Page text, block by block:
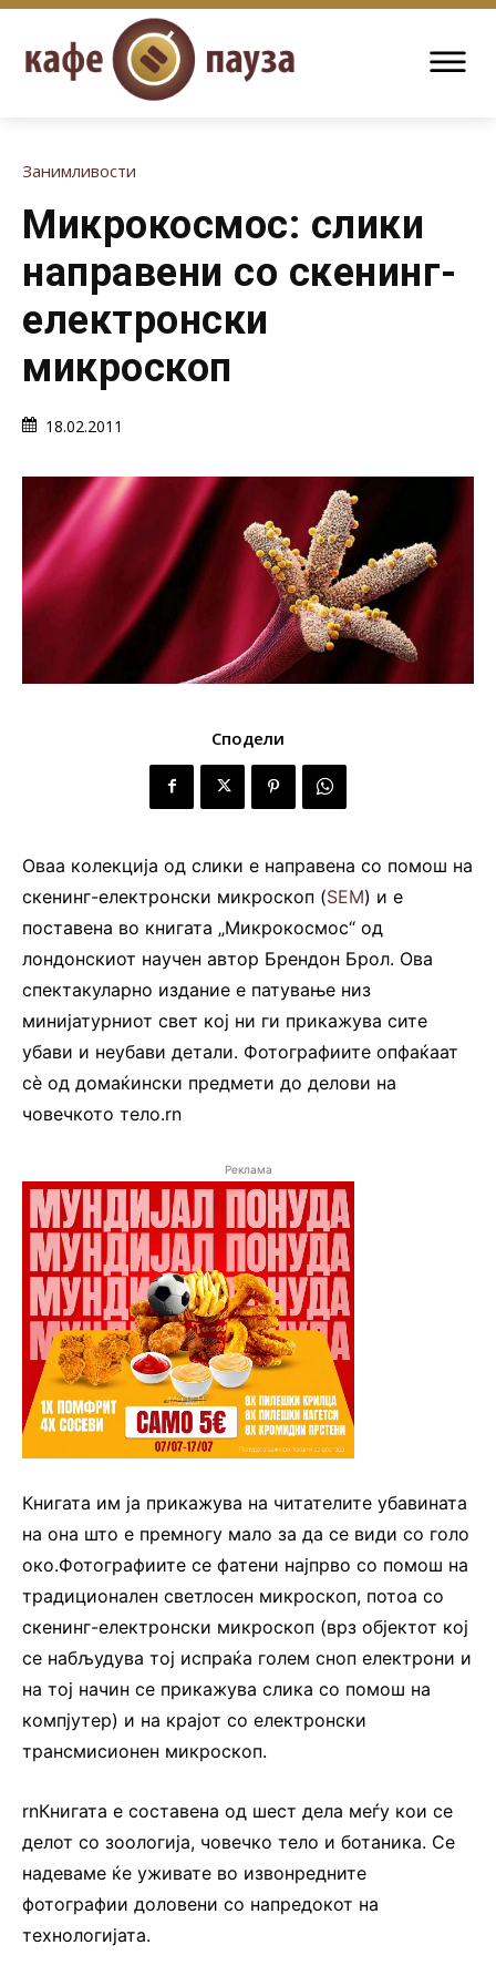
Занимливости
Микрокосмос: слики
направени со скенинг-
електронски
микроскоп
18.02.2011
Сподели
Оваа колекција од слики е направена со помош на
скенинг-електронски микроскоп (SEM) и е
поставена во книгата „Микрокосмос“ од
лондонскиот научен автор Брендон Брол. Ова
спектакуларно издание е патување низ
минијатурниот свет кој ни ги прикажува сите
убави и неубави детали. Фотографиите опфаќаат
сè од домаќински предмети до делови на
човечкото тело.rn
Реклама
Книгата им ја прикажува на читателите убавината
на она што е премногу мало за да се види со голо
око.Фотографиите се фатени најпрво со помош на
традиционален светлосен микроскоп, потоа со
скенинг-електронски микроскоп (врз објектот кој
се набљудува тој испраќа голем сноп електрони и
на тој начин се прикажува слика со помош на
компјутер) и на крајот со електронски
трансмисионен микроскоп.
rnКнигата е составена од шест дела меѓу кои се
делот со зоологија, човечко тело и ботаника. Се
надеваме ќе уживате во извонредните
фотографии доловени со напредокот на
технологијата.